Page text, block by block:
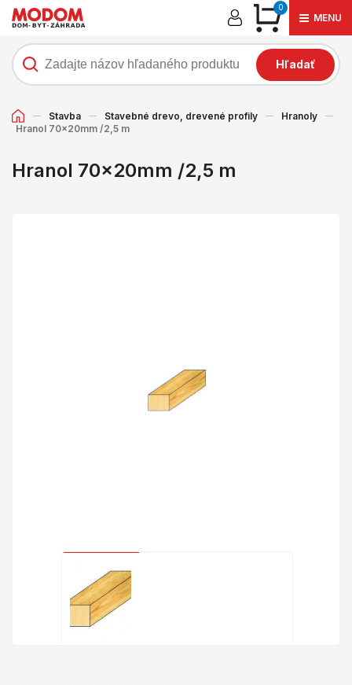
0
MENU
Hľadať
Stavba Stavebné drevo, drevené profily
Hranoly
Hranol 70x20mm /2,5 m
Hranol 70x20mm /2,5 m